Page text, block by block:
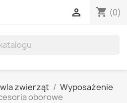
shopping_cart (0)

zwierząt
Wyposażenie
oborowe